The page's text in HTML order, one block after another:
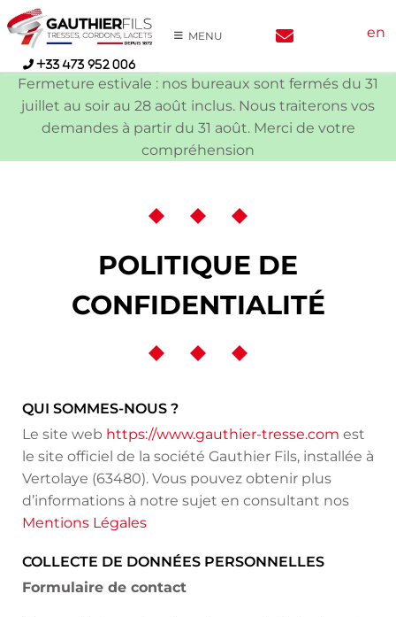
Skip
to
content
+33 473 952 006
MENU en
Fermeture estivale : nos bureaux sont fermés du 31
juillet au soir au 28 août inclus. Nous traiterons vos
demandes à partir du 31 août. Merci de votre
compréhension
POLITIQUE DE
CONFIDENTIALITÉ
QUI SOMMES-NOUS ?
Le site web https://www.gauthier-tresse.com est
le site officiel de la société Gauthier Fils, installée à
Vertolaye (63480). Vous pouvez obtenir plus
d’informations à notre sujet en consultant nos
Mentions Légales
COLLECTE DE DONNÉES PERSONNELLES
Formulaire de contact